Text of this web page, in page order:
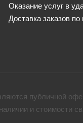
Оказание услуг в
Доставка заказов
публичной
и стоимости